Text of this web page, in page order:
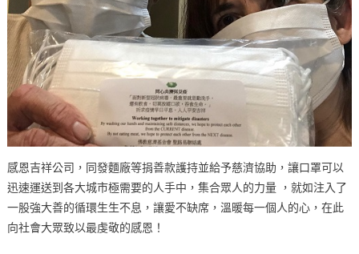
感恩吉祥公司，同發麵廠等捐善款護持並給予慈濟協助，讓口罩可以
迅速運送到各大城市極需要的人手中，集合眾人的力量 ，就如注入了
一股強大善的循環生生不息，讓愛不缺席，溫暖每一個人的心，在此
向社會大眾致以最虔敬的感恩！